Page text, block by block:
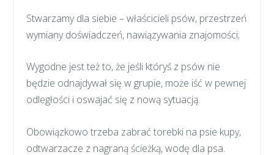
Stwarzamy dla siebie – właścicieli psów, przestrzeń
wymiany doświadczeń, nawiązywania znajomości;
Wygodne jest też to, że jeśli któryś z psów nie
będzie odnajdywał się w grupie, może iść w pewnej
odległości i oswajać się z nową sytuacją.
Obowiązkowo trzeba zabrać torebki na psie kupy,
odtwarzacze z nagraną ścieżką, wodę dla psa.